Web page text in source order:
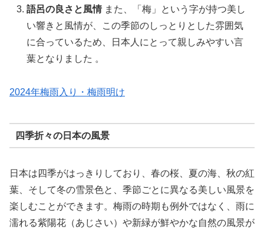
語呂の良さと風情また、「梅」という字が持つ美し
い響きと風情が、この季節のしっとりとした雰囲気
に合っているため、日本人にとって親しみやすい言
葉となりました 。
2024年梅雨入り・梅雨明け
四季折々の日本の風景
日本は四季がはっきりしており、春の桜、夏の海、秋の紅
葉、そして冬の雪景色と、季節ごとに異なる美しい風景を
楽しむことができます。梅雨の時期も例外ではなく、雨に
濡れる紫陽花（あじさい）や新緑が鮮やかな自然の風景が